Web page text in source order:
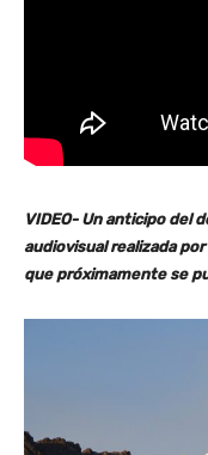
VIDEO- Un anticipo del
audiovisual realizada
que próximamente se